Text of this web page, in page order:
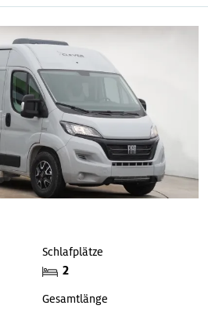
Schlafplätze
2
Gesamtlänge